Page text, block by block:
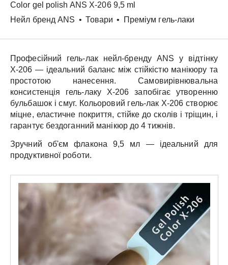
Color gel polish ANS X-206 9,5 ml
Нейл бренд ANS • Товари • Преміум гель-лаки
Професійний гель-лак нейл-бренду ANS у відтінку
X-206 — ідеальний баланс між стійкістю манікюру та
простотою нанесення. Самовирівнювальна
консистенція гель-лаку X-206 запобігає утворенню
бульбашок і смуг. Кольоровий гель-лак X-206 створює
міцне, еластичне покриття, стійке до сколів і тріщин, і
гарантує бездоганний манікюр до 4 тижнів.
Зручний об'єм флакона9,5 мл — ідеальний для
продуктивної роботи.